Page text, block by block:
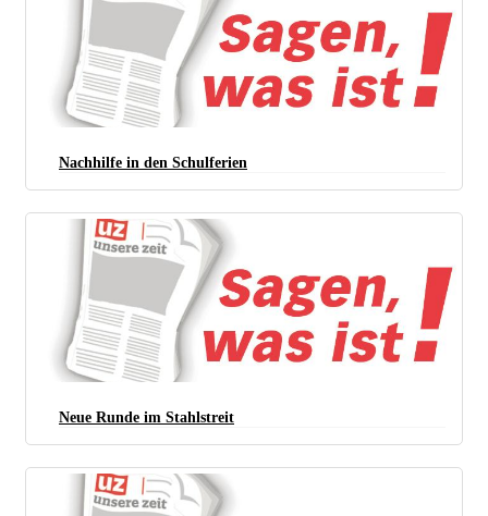
Nachhilfe in den Schulferien
Neue Runde im Stahlstreit